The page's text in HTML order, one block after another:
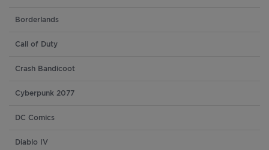
Borderlands
Call of Duty
Crash Bandicoot
Cyberpunk 2077
DC Comics
Diablo IV